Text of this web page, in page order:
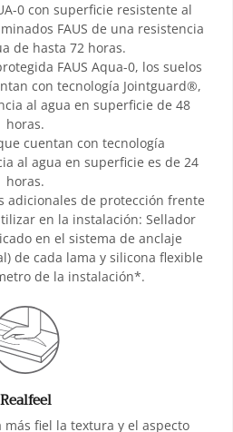
0 con superficie resistente al
FAUS de una resistencia
de hasta 72 horas.
FAUS Aqua-0, los suelos
con tecnología Jointguard®,
al agua en superficie de 48
horas.
cuentan con tecnología
al agua en superficie es de 24
horas.
adicionales de protección frente
en la instalación: Sellador
en el sistema de anclaje
de cada lama y silicona flexible
de la instalación*.
Realfeel
fiel la textura y el aspecto